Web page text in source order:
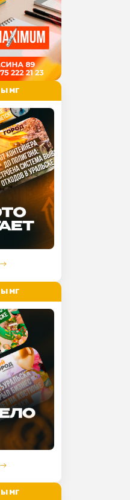
МГ
МГ
МГ